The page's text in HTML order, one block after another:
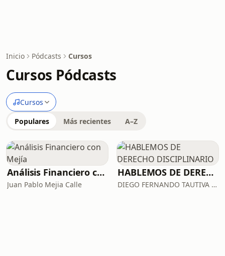
Inicio Pódcasts Cursos
Cursos Pódcasts
Cursos
Populares Más recientes A–Z
Análisis Financiero con Mejía
Juan Pablo Mejia Calle
HABLEMOS DE DERECHO DISCIPLINARIO
DIEGO FERNANDO TAUTIVA OYUELA